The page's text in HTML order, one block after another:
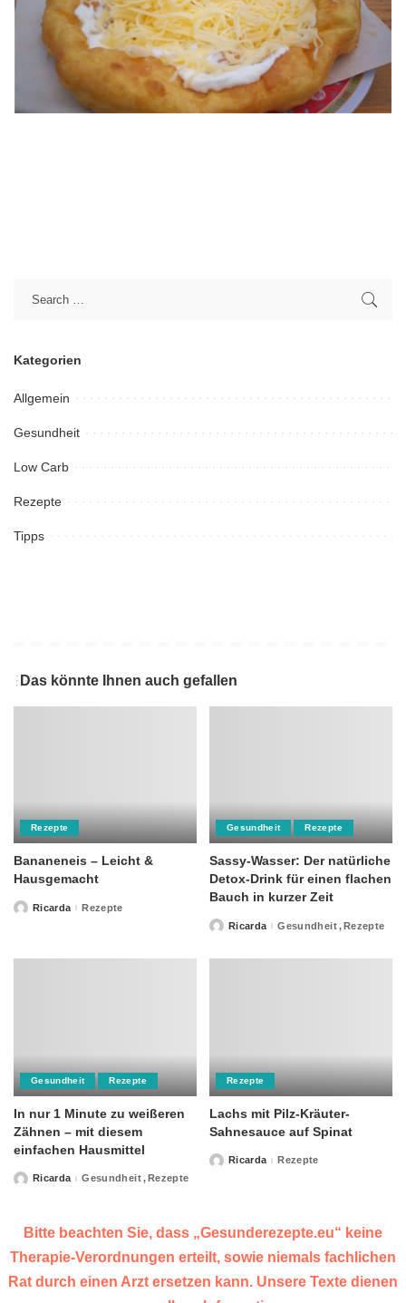
Kategorien
Allgemein
Gesundheit
Low Carb
Rezepte
Tipps
Das könnte Ihnen auch gefallen
Rezepte
Bananeneis – Leicht &
Hausgemacht
PostedRicarda Rezepte
Gesundheit Rezepte
Sassy-Wasser: Der natürliche
Detox-Drink für einen flachen
Bauch in kurzer Zeit
PostedRicarda Gesundheit Rezepte
Gesundheit Rezepte
In nur 1 Minute zu weißeren
Zähnen – mit diesem
einfachen Hausmittel
PostedRicarda Gesundheit Rezepte
Rezepte
Lachs mit Pilz-Kräuter-
Sahnesauce auf Spinat
PostedRicarda Rezepte
Bitte beachten Sie, dass „Gesunderezepte.eu“ keine
Therapie-Verordnungen erteilt, sowie niemals fachlichen
Rat durch einen Arzt ersetzen kann. Unsere Texte dienen